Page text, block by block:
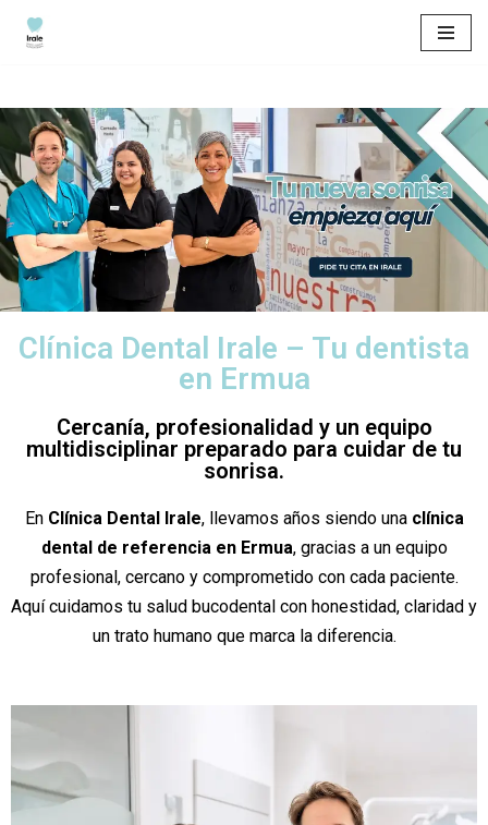
contenido
Clínica Dental Irale – Tu dentista
en Ermua
Cercanía, profesionalidad y un equipo
multidisciplinar preparado para cuidar de tu
sonrisa.
En Clínica Dental Irale, llevamos años siendo una clínica
dental de referencia en Ermua, gracias a un equipo
profesional, cercano y comprometido con cada paciente.
Aquí cuidamos tu salud bucodental con honestidad, claridad y
un trato humano que marca la diferencia.